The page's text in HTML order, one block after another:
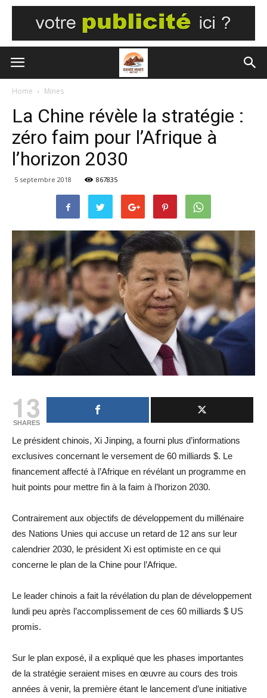
Home Mines
La Chine révèle la stratégie :
zéro faim pour l’Afrique à
l’horizon 2030
5 septembre 2018 867835
13
SHARES
Le président chinois, Xi Jinping, a fourni plus d’informations
exclusives concernant le versement de 60 milliards $. Le
financement affecté à l’Afrique en révélant un programme en
huit points pour mettre fin à la faim à l’horizon 2030.
Contrairement aux objectifs de développement du millénaire
des Nations Unies qui accuse un retard de 12 ans sur leur
calendrier 2030, le président Xi est optimiste en ce qui
concerne le plan de la Chine pour l’Afrique.
Le leader chinois a fait la révélation du plan de développement
lundi peu après l’accomplissement de ces 60 milliards $ US
promis.
Sur le plan exposé, il a expliqué que les phases importantes
de la stratégie seraient mises en œuvre au cours des trois
années à venir, la première étant le lancement d’une initiative